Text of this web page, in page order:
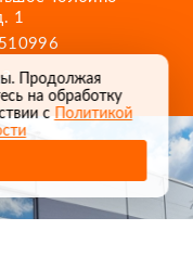
1
Продолжая
на обработку
сПолитикой